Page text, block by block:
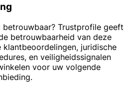
betrouwbaar? Trustprofile geeft
betrouwbaarheid van deze
klantbeoordelingen, juridische
en veiligheidssignalen
voor uw volgende